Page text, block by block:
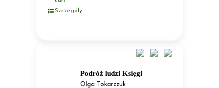
Szczegóły
Podróż ludzi Księgi
Olga Tokarczuk